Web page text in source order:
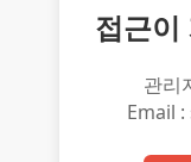
접근이
관리
Email